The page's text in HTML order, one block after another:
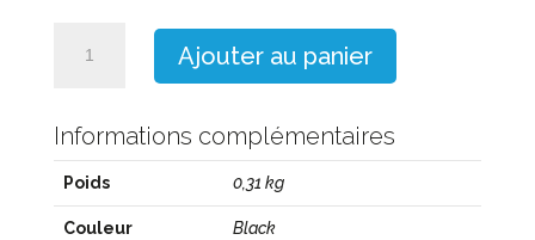
Ajouter au panier
Informations complémentaires
Poids 0,31 kg
Couleur Black